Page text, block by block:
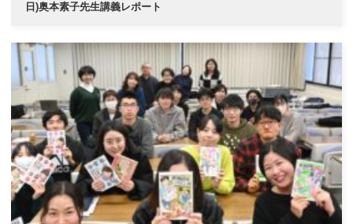
日)奥本素子先生講義レポート